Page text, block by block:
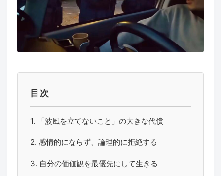
目次
「波風を立てないこと」の大きな代償
感情的にならず、論理的に拒絶する
自分の価値観を最優先にして生きる